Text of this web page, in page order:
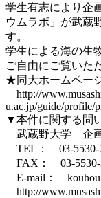
学生有志により企
ウムラボ」が武蔵
す。
学生による海の生
ご自由にご覧いた
★同大ホームペー
http://
u.ac.jp/guide/profile/
▼本件に関する問
武蔵野大学 企画
TEL： 03-5530-
FAX： 03-5530-
E-mail：
http://